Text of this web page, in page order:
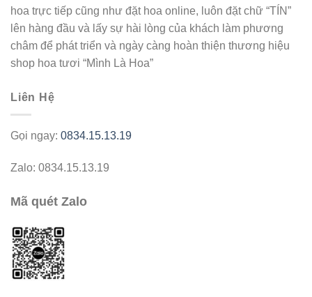
hoa trực tiếp cũng như đặt hoa online, luôn đặt chữ “TÍN”
lên hàng đầu và lấy sự hài lòng của khách làm phương
châm để phát triển và ngày càng hoàn thiện thương hiệu
shop hoa tươi “Mình Là Hoa”
Liên Hệ
Gọi ngay: 0834.15.13.19
Zalo: 0834.15.13.19
Mã quét Zalo